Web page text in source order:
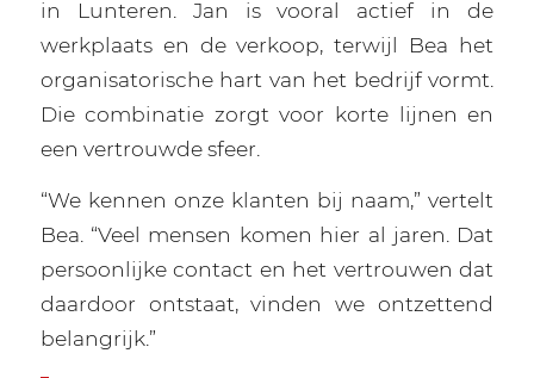
in Lunteren. Jan is vooral actief in de
werkplaats en de verkoop, terwijl Bea het
organisatorische hart van het bedrijf vormt.
Die combinatie zorgt voor korte lijnen en
een vertrouwde sfeer.
“We kennen onze klanten bij naam,” vertelt
Bea. “Veel mensen komen hier al jaren. Dat
persoonlijke contact en het vertrouwen dat
daardoor ontstaat, vinden we ontzettend
belangrijk.”